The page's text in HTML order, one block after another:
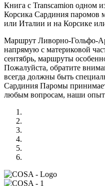
Книга с Transcamion одном
Корсика Сардиния паромов
или Италии и на Корсике
Маршрут Ливорно-Гольфо-
напрямую с материковой
сентябрь, маршруты
Пожалуйста, обратите
всегда должны быть
Сардиния Паромы
любым вопросам, наши